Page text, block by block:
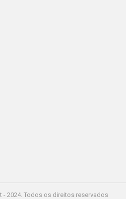
- 2024. Todos os direitos reservados